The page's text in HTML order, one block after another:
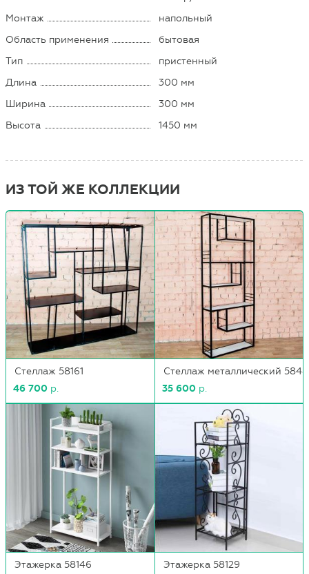
Монтаж
напольный
Область применения
бытовая
Тип
пристенный
Длина
300 мм
Ширина
300 мм
Высота
1450 мм
ИЗ ТОЙ ЖЕ КОЛЛЕКЦИИ
Стеллаж 58161
46 700 р.
Стеллаж металлический 5848
35 600 р.
Этажерка 58146
Этажерка 58129